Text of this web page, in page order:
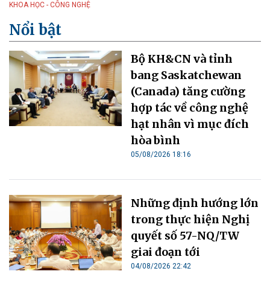
KHOA HỌC - CÔNG NGHỆ
Nổi bật
Bộ KH&CN và tỉnh
bang Saskatchewan
(Canada) tăng cường
hợp tác về công nghệ
hạt nhân vì mục đích
hòa bình
05/08/2026 18:16
Những định hướng lớn
trong thực hiện Nghị
quyết số 57-NQ/TW
giai đoạn tới
04/08/2026 22:42